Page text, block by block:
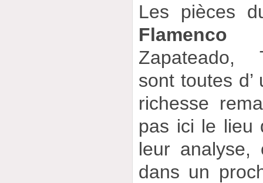
Les pièces
Flamenco
Zapateado,
sont toutes d’
richesse
pas ici le lieu
leur analyse,
dans un